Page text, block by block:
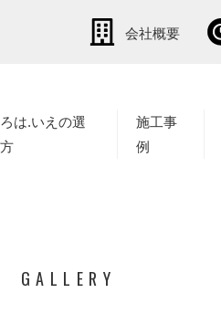
会社概要
は.いえの選
施工事
例
GALLERY